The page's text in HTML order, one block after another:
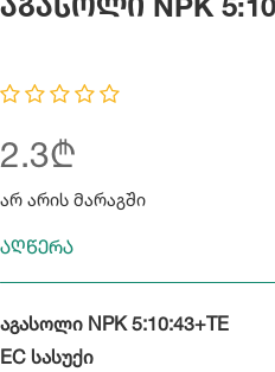
2.3₾
არ არის მარაგში
აღწერა
აგასოლი NPK 5:10:43+TE
EC სასუქი